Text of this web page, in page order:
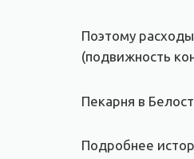
Поэтому
(подвижность
Пекарня в
Подробнее